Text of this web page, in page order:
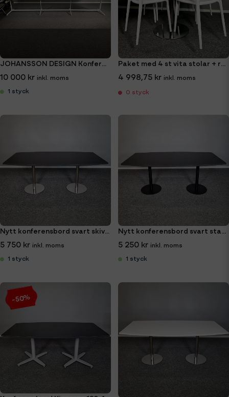
JOHANSSON DESIGN Konferensbord 400x85 cm
10 000 kr
1 styck
Paket med 4 st vita stolar + runt cafébord Ø120 cm
4 998,75 kr
0 styck
Nytt konferensbord svart skiva 180x100 cm
5 750 kr
1 styck
Nytt konferensbord svart stativ och svart skiva 180x100 cm
5 250 kr
1 styck
-50%